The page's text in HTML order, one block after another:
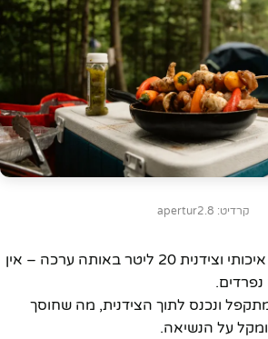
קרדיט: apertur2.8
מנגל נייד איכותי וצידנית 20 ליטר באותה ערכה – אין
נפרדים.
ונכנס לתוך הצידנית, מה שחוסך
על הנשיאה.